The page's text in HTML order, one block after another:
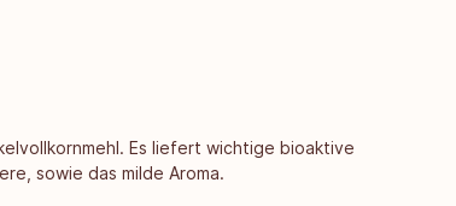
Es liefert wichtige bioaktive
sowie das milde Aroma.